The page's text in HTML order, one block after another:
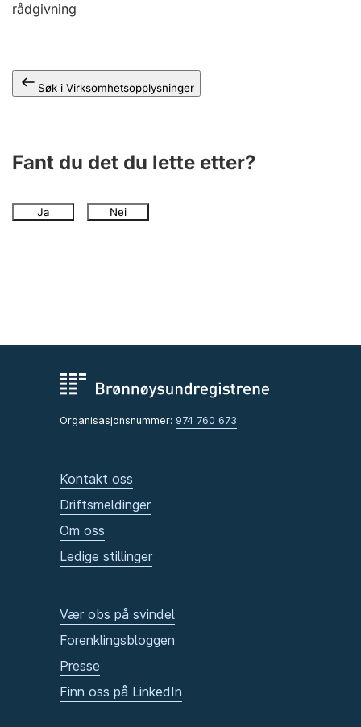
Andre tema
rådgivning
Søk i Virksomhetsopplysninger
Fant du det du lette etter?
Ja Nei
Organisasjonsnummer: 974 760 673
Kontakt oss
Driftsmeldinger
Om oss
Ledige stillinger
Vær obs på svindel
Forenklingsbloggen
Presse
Finn oss på LinkedIn